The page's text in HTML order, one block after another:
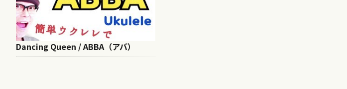
Dancing Queen / ABBA（アバ）